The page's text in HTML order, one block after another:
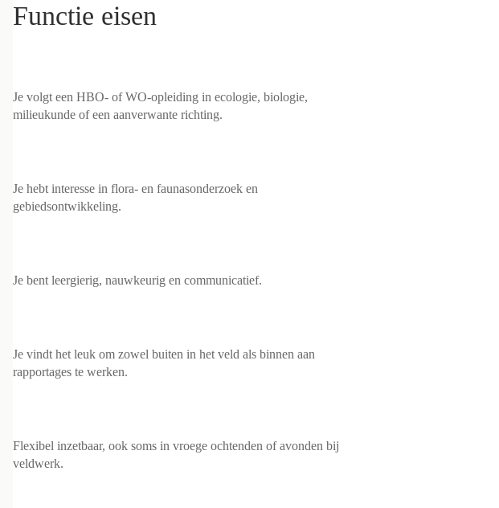
Functie eisen
Je volgt een HBO- of WO-opleiding in ecologie, biologie,
milieukunde of een aanverwante richting.
Je hebt interesse in flora- en faunasonderzoek en
gebiedsontwikkeling.
Je bent leergierig, nauwkeurig en communicatief.
Je vindt het leuk om zowel buiten in het veld als binnen aan
rapportages te werken.
Flexibel inzetbaar, ook soms in vroege ochtenden of avonden bij
veldwerk.